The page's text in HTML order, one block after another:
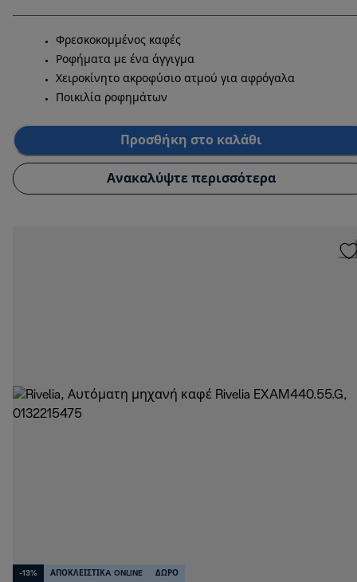
Φρεσκοκομμένος καφές
Ροφήματα με ένα άγγιγμα
Χειροκίνητο ακροφύσιο ατμού για αφρόγαλα
Ποικιλία ροφημάτων
Προσθήκη στο καλάθι
Ανακαλύψτε περισσότερα
-13% ΑΠΟΚΛΕΙΣΤΙΚA ONLINE ΔΩΡΟ